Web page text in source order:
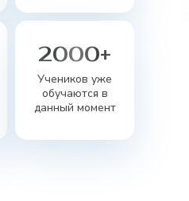
2000+
Учеников уже
обучаются в
данный момент